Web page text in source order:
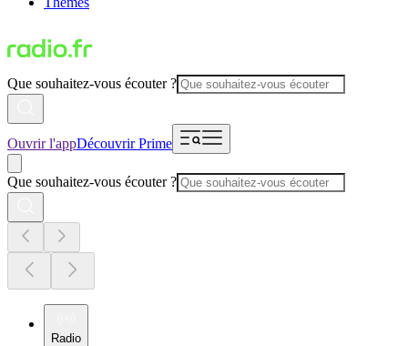
Que souhaitez-vous écouter ?
Ouvrir l'appDécouvrir Prime
Que souhaitez-vous écouter ?
Radio